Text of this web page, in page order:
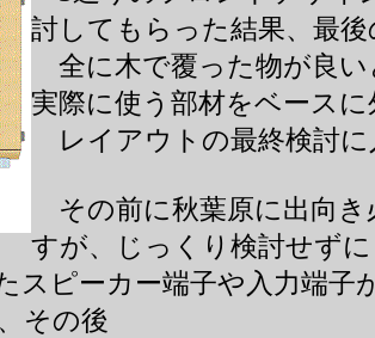
討してもらった結果、最
全に木で覆った物が良い
実際に使う部材をベース
レイアウトの最終検討に
その前に秋葉原に出向き
すが、じっくり検討せずに
スピーカー端子や入力端子
その後